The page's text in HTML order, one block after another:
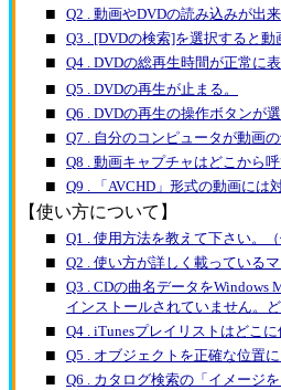
■ Q2 . 動画やDVDの読み込みが出来
■ Q3 . [DVDの検索]を選択すると動
■ Q4 . DVDの総再生時間が正常に表
■ Q5 . DVDの再生が止まる。
■ Q6 . DVDの再生の操作ボタンが選
■ Q7 . 自分のコンピュータが動画
■ Q8 . 動画キャプチャはどこから
■ Q9 . 「AVCHD」形式の動画には
【使い方について】
■
Q1 . 使用方法を教えて下さい。（
■ Q2 . 使い方が詳しく載っている
■
Q3 . CDの曲名データをWindows
インストールされていません。
■ Q4 . iTunesプレイリストはどこに
■ Q5 . オブジェクトを正確な位置
■
Q6 . カタログ検索の「イメージ